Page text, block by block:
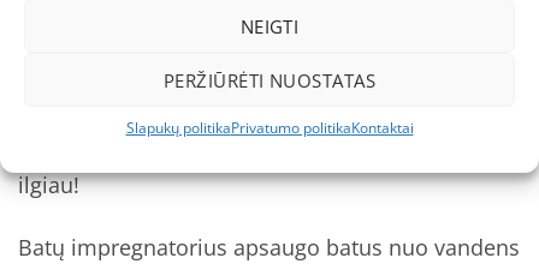
NEIGTI
PERŽIŪRĖTI NUOSTATAS
Slapukų politikaPrivatumo politikaKontaktai
priemonė užpurškiama tris kartus paeiliui,
paviršių. Batų impregnavimas yra pirmas
žingsnis ruošiant avalynę tolimesniam
ilgiau!
Batų impregnatorius apsaugo batus nuo vandens